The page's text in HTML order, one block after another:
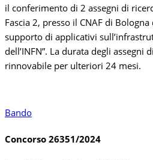
il conferimento di 2 assegni di
Fascia 2, presso il CNAF di
supporto di applicativi
dell’INFN”. La durata degli assegni
rinnovabile per ulteriori 24 mesi.
Bando
Concorso 26351/2024